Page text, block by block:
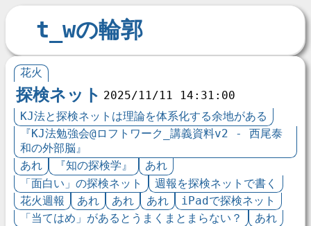
t_wの輪郭
花火
探検ネット 2025/11/11 14:31:00
KJ法と探検ネットは理論を体系化する余地がある
『KJ法勉強会@ロフトワーク_講義資料v2 - 西尾泰
和の外部脳』
あれ
『知の探検学』
あれ
「面白い」の探検ネット
週報を探検ネットで書く
花火週報
あれ あれ あれ
iPadで探検ネット
「当てはめ」があるとうまくまとまらない？
あれ